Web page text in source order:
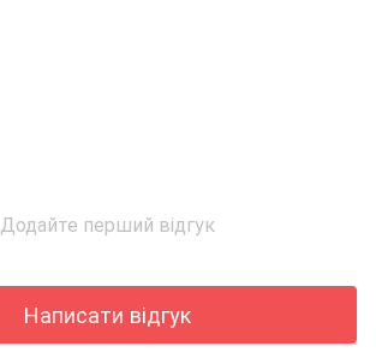
Додайте перший відгук
Написати відгук